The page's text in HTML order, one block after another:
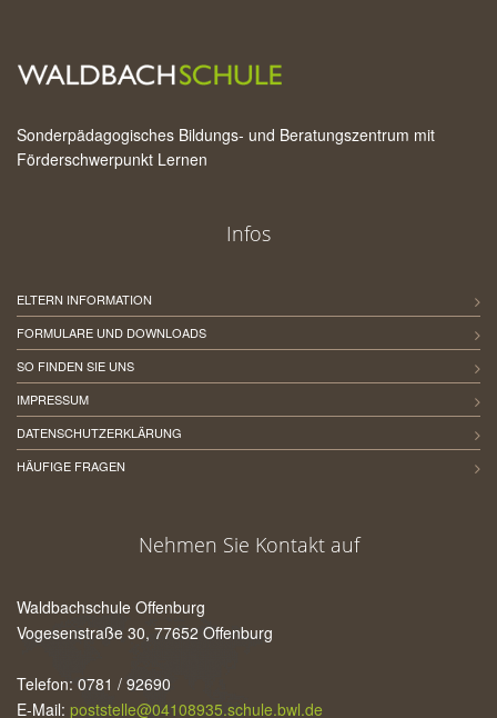
Sonderpädagogisches Bildungs- und Beratungszentrum mit
Förderschwerpunkt Lernen
Infos
ELTERN INFORMATION
FORMULARE UND DOWNLOADS
SO FINDEN SIE UNS
IMPRESSUM
DATENSCHUTZERKLÄRUNG
HÄUFIGE FRAGEN
Nehmen Sie Kontakt auf
Waldbachschule Offenburg
Vogesenstraße 30, 77652 Offenburg
Telefon: 0781 / 92690
E-Mail: poststelle@04108935.schule.bwl.de